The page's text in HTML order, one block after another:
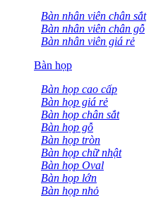
Bàn nhân viên chân sắt
Bàn nhân viên chân gỗ
Bàn nhân viên giá rẻ
Bàn họp
Bàn họp cao cấp
Bàn họp giá rẻ
Bàn họp chân sắt
Bàn họp gỗ
Bàn họp tròn
Bàn họp chữ nhật
Bàn họp Oval
Bàn họp lớn
Bàn họp nhỏ